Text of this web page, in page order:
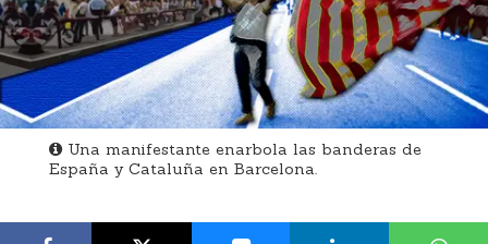
Una manifestante enarbola las banderas de
España y Cataluña en Barcelona.